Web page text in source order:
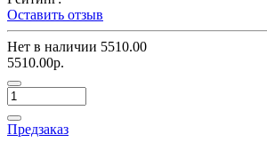
Оставить отзыв
Нет в наличии 5510.00
5510.00р.
Предзаказ